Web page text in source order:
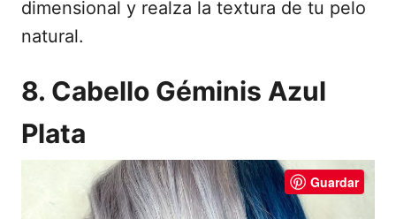
dimensional y realza la textura de tu pelo
natural.
8. Cabello Géminis Azul
Plata
Guardar